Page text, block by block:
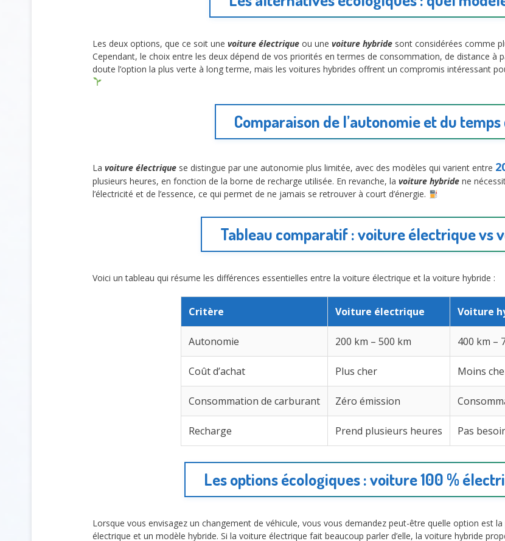
Les deux options, que ce soit une voiture électrique ou une voiture hybride sont considérées comme
Cependant, le choix entre les deux dépend de vos priorités en termes de consommation, de distance à
doute l’option la plus verte à long terme, mais les voitures hybrides offrent un compromis intéressant
Comparaison de l’autonomie et du
La voiture électrique se distingue par une autonomie plus limitée, avec des modèles qui varient entre
plusieurs heures, en fonction de la borne de recharge utilisée. En revanche, la voiture hybride ne
l’électricité et de l’essence, ce qui permet de ne jamais se retrouver à court d’énergie.
Tableau comparatif : voiture électrique vs
Voici un tableau qui résume les différences essentielles entre la voiture électrique et la voiture hybride :
Critère Voiture électrique Voiture
Autonomie 200 km – 500 km 400 km –
Coût d’achat Plus cher Moins
Consommation de carburant Zéro émission
Recharge Prend plusieurs heures Pas
Les options écologiques : voiture 100 %
Lorsque vous envisagez un changement de véhicule, vous vous demandez peut-être quelle option est
électrique et un modèle hybride. Si la voiture électrique fait beaucoup parler d’elle, la voiture hybride